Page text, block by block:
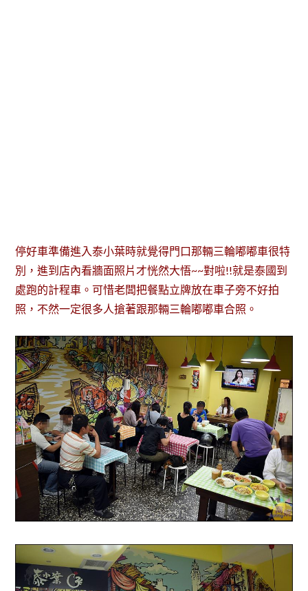
停好車準備進入泰小葉時就覺得門口那輛三輪嘟嘟車很特
別，進到店內看牆面照片才恍然大悟~~對啦!!就是泰國到
處跑的計程車。可惜老闆把餐點立牌放在車子旁不好拍
照，不然一定很多人搶著跟那輛三輪嘟嘟車合照。